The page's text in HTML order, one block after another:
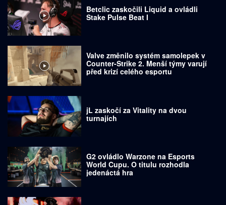
Betclic zaskočili Liquid a ovládli
Stake Pulse Beat I
Valve změnilo systém samolepek v
Counter-Strike 2. Menší týmy varují
před krizí celého esportu
jL zaskočí za Vitality na dvou
turnajích
G2 ovládlo Warzone na Esports
World Cupu. O titulu rozhodla
jedenáctá hra